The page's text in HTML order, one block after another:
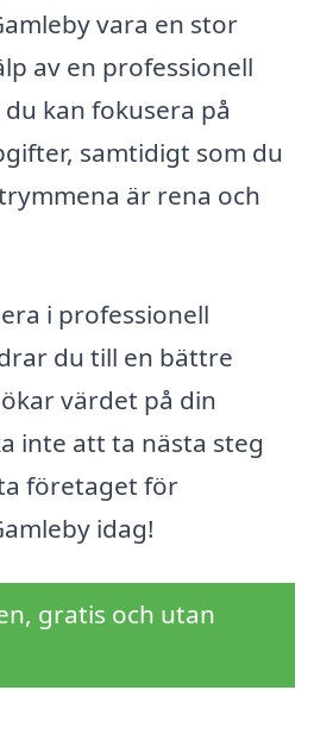
vara en stor
av en professionell
kan fokusera på
samtidigt som du
är rena och
i professionell
du till en bättre
värdet på din
inte att ta nästa steg
företaget för
idag!
gratis och utan